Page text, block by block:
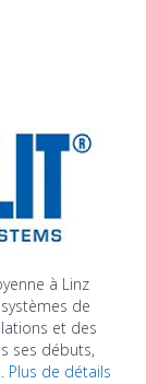
à Linz
de
et des
ses débuts,
Plus de détails